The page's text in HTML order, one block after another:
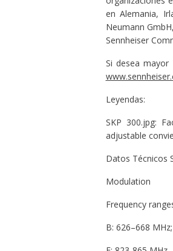
en Alemania,
Neumann
Sennheiser
Si desea
Leyendas:
SKP 300.jpg:
adjustable
Datos Técnicos
Frequency
B: 626–668